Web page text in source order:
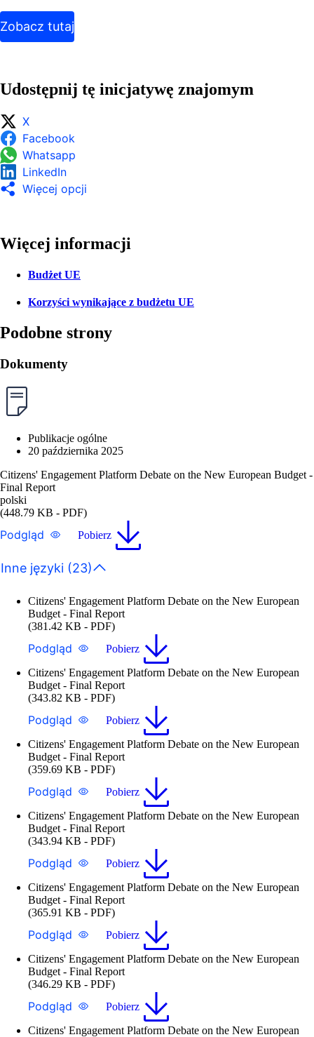
Zobacz tutaj
Udostępnij tę inicjatywę znajomym
X
Facebook
Whatsapp
LinkedIn
Więcej opcji
Więcej informacji
Budżet UE
Korzyści wynikające z budżetu UE
Podobne strony
Dokumenty
Publikacje ogólne
20 października 2025
Citizens' Engagement Platform Debate on the New European Budget -
Final Report
polski
(448.79 KB - PDF)
Podgląd Pobierz
Inne języki (23)
Citizens' Engagement Platform Debate on the New European
Budget - Final Report
(381.42 KB - PDF)
Podgląd Pobierz
Citizens' Engagement Platform Debate on the New European
Budget - Final Report
(343.82 KB - PDF)
Podgląd Pobierz
Citizens' Engagement Platform Debate on the New European
Budget - Final Report
(359.69 KB - PDF)
Podgląd Pobierz
Citizens' Engagement Platform Debate on the New European
Budget - Final Report
(343.94 KB - PDF)
Podgląd Pobierz
Citizens' Engagement Platform Debate on the New European
Budget - Final Report
(365.91 KB - PDF)
Podgląd Pobierz
Citizens' Engagement Platform Debate on the New European
Budget - Final Report
(346.29 KB - PDF)
Podgląd Pobierz
Citizens' Engagement Platform Debate on the New European